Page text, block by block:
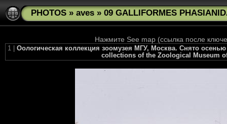
PHOTOS » aves » 09 GALLIFORMES
Нажмите See map (ссылка после
1 | Оологическая коллекция зоомузея МГУ, Москва. Снято
collections of the Zoological Museum